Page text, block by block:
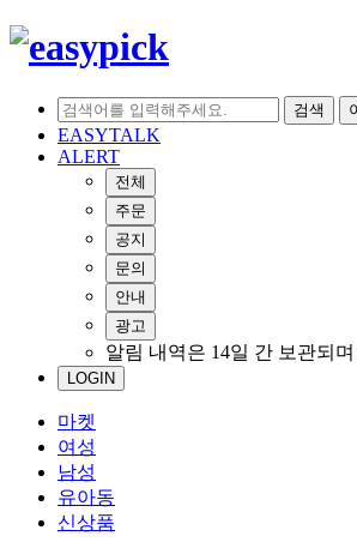
검색
EASYTALK
ALERT
전체
주문
공지
문의
안내
광고
알림 내역은 14일 간 보관되
LOGIN
마켓
여성
남성
유아동
신상품